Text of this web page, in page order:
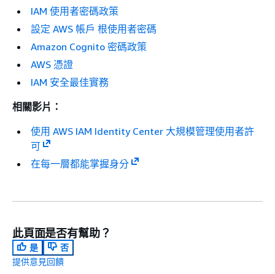
IAM 使用者密碼政策
設定 AWS 帳戶 根使用者密碼
Amazon Cognito 密碼政策
AWS 憑證
IAM 安全最佳實務
相關影片：
使用 AWS IAM Identity Center 大規模管理使用者許
可
在每一層都能掌握身分
此頁面是否有幫助？
是
否
提供意見回饋